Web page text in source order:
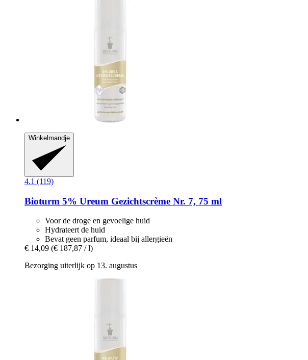
Winkelmandje
4.1 (119)
Bioturm 5% Ureum Gezichtscrème Nr. 7, 75 ml
Voor de droge en gevoelige huid
Hydrateert de huid
Bevat geen parfum, ideaal bij allergieën
€ 14,09 (€ 187,87 / l)
Bezorging uiterlijk op 13. augustus